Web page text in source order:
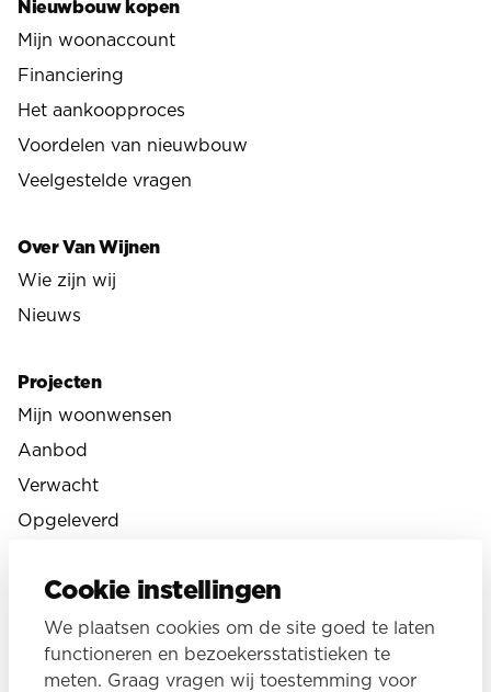
Nieuwbouw kopen
Mijn woonaccount
Financiering
Het aankoopproces
Voordelen van nieuwbouw
Veelgestelde vragen
Over Van Wijnen
Wie zijn wij
Nieuws
Projecten
Mijn woonwensen
Aanbod
Verwacht
Opgeleverd
Volg ons online
Cookie instellingen
We plaatsen cookies om de site goed te laten
functioneren en bezoekersstatistieken te
meten. Graag vragen wij toestemming voor